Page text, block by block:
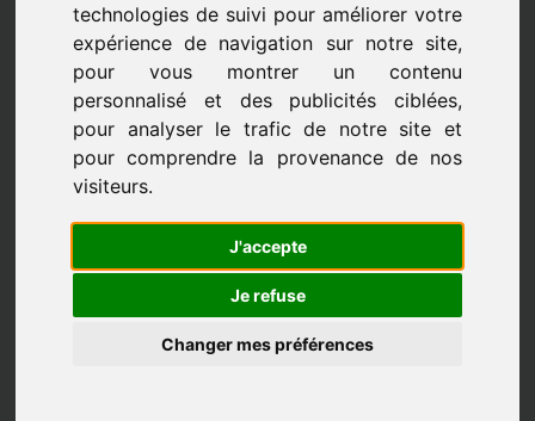
technologies de suivi pour améliorer votre
expérience de navigation sur notre site,
pour vous montrer un contenu
personnalisé et des publicités ciblées,
pour analyser le trafic de notre site et
pour comprendre la provenance de nos
visiteurs.
J'accepte
Je refuse
Changer mes préférences